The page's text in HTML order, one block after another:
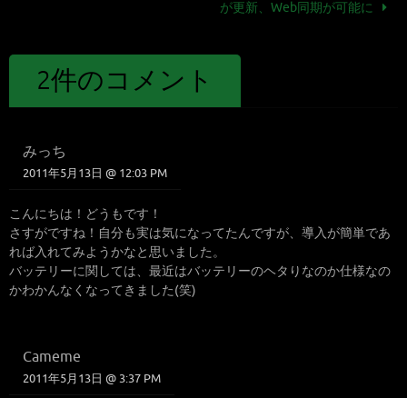
が更新、Web同期が可能に
2件のコメント
みっち
2011年5月13日 @ 12:03 PM
こんにちは！どうもです！
さすがですね！自分も実は気になってたんですが、導入が簡単であ
れば入れてみようかなと思いました。
バッテリーに関しては、最近はバッテリーのヘタりなのか仕様なの
かわかんなくなってきました(笑)
Cameme
2011年5月13日 @ 3:37 PM